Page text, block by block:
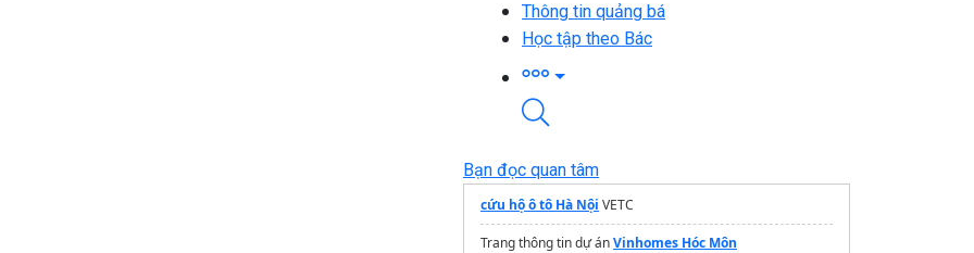
Thông tin quảng bá
Học tập theo Bác
Bạn đọc quan tâm
cứu hộ ô tô Hà Nội VETC
Trang thông tin dự ánVinhomes Hóc Môn